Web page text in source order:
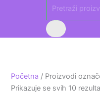
Početna / Proizvodi
Prikazuje se svih 10